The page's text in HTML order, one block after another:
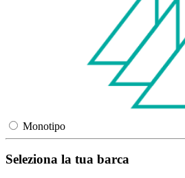
Monotipo
Seleziona la tua barca